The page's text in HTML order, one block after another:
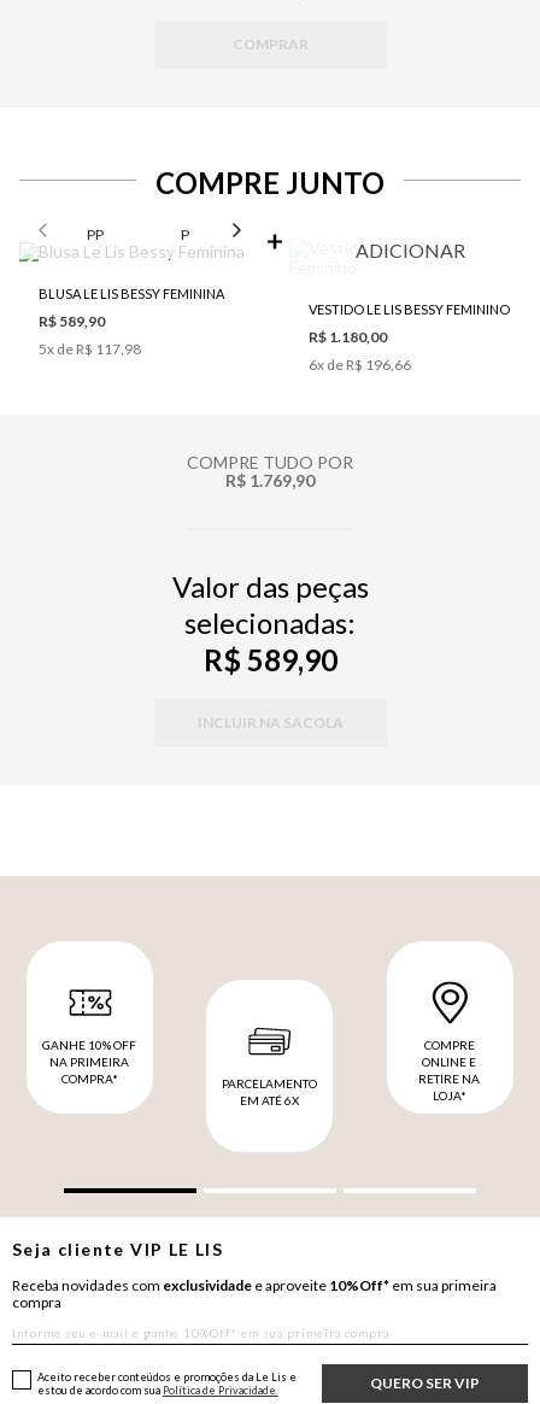
COMPRAR
COMPRE JUNTO
PP P M
BLUSA LE LIS BESSY FEMININA
R$ 589,90
5x de R$ 117,98
ADICIONAR
VESTIDO LE LIS BESSY FEMININO
R$ 1.180,00
6x de R$ 196,66
COMPRE TUDO POR
R$ 1.769,90
Valor das peças
selecionadas:
R$ 589,90
INCLUIR NA SACOLA
GANHE 10% OFF
NA PRIMEIRA
COMPRA*
PARCELAMENTO
EM ATÉ 6X
COMPRE
ONLINE E
RETIRE NA
LOJA*
Seja clienteVIP LE LIS
Receba novidades com exclusividade e aproveite 10%Off* em sua primeira
compra
QUERO SER VIP
Aceito receber conteúdos e promoções da Le Lis e
estou de acordo com sua Política de Privacidade.